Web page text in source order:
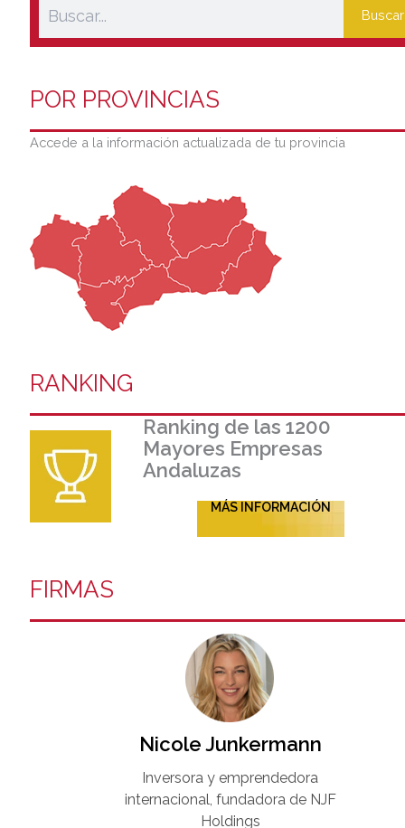
Buscar
POR PROVINCIAS
Accede a la información actualizada de tu provincia
RANKING
Ranking de las 1200
Mayores Empresas
Andaluzas
MÁS INFORMACIÓN
FIRMAS
Nicole Junkermann​
Inversora y emprendedora
internacional, fundadora de NJF
Holdings